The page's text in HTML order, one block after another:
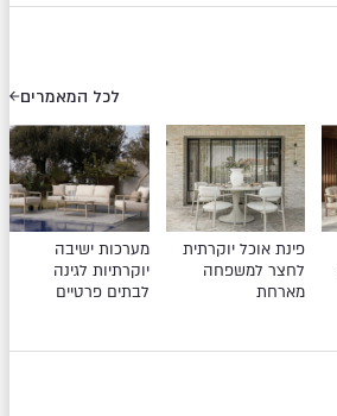
לכל המאמרים
פינת אוכל יוקרתית
לחצר למשפחה
מארחת
מערכות ישיבה
יוקרתיות לגינה
לבתים פרטיים